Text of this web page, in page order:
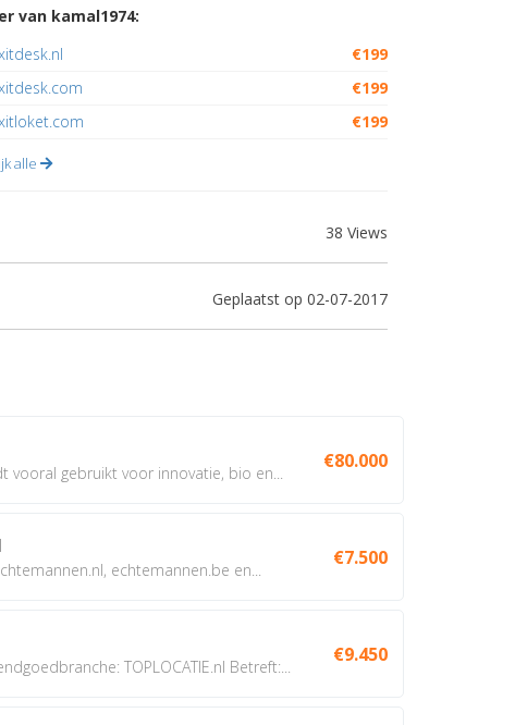
van kamal1974:
€199
€199
€199
alle
38 Views
Geplaatst op 02-07-2017
vooral gebruikt voor innovatie, bio en...
€80.000
echtemannen.be en...
€7.500
TOPLOCATIE.nl Betreft:...
€9.450